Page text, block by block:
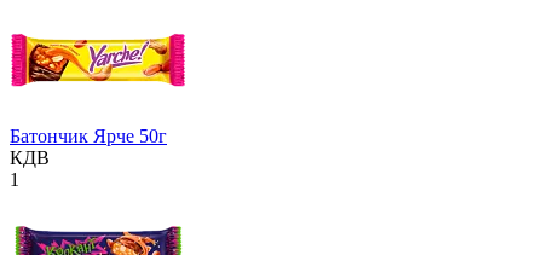
Батончик Ярче 50г
КДВ
1